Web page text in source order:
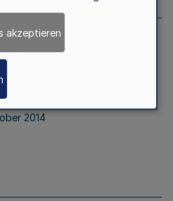
des Landes
(Hochschulgesetz -
2014
akzeptieren